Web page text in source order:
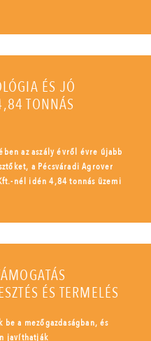
ÉS JÓ
TONNÁS
az aszály évről évre újabb
a Pécsváradi Agrover
nél idén 4,84 tonnás üzemi
ÉS TERMELÉS
a mezőgazdaságban, és
javíthatják